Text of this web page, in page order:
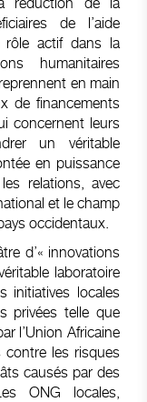
de l’aide
rôle actif dans la
humanitaires
en main
de financements
concernent leurs
un véritable
en puissance
relations, avec
et le champ
occidentaux.
d’« innovations
laboratoire
initiatives locales
privées telle que
l’Union Africaine
contre les risques
causés par des
ONG locales,